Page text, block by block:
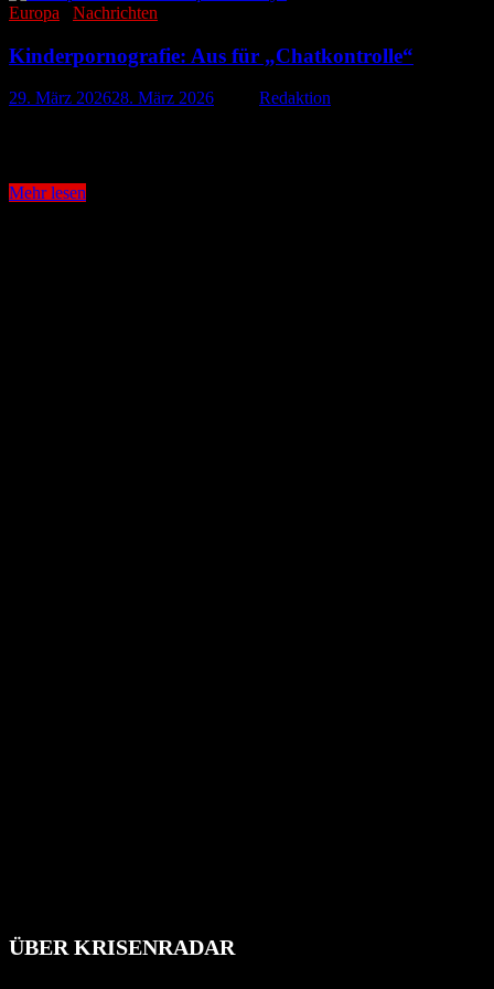
Europa Nachrichten
Kinderpornografie: Aus für „Chatkontrolle“
29. März 202628. März 2026
Redaktion
Kinderpornografie:
Mehr lesen
ÜBER KRISENRADAR